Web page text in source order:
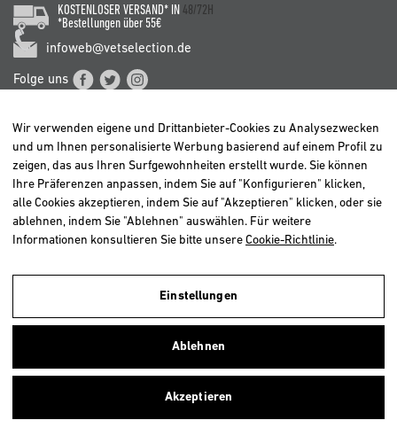
KOSTENLOSER VERSAND* IN 48/72H
*Bestellungen über 55€
infoweb@vetselection.de
Folge uns
BELGIË / BELGIQUE
DEUTSCHLAND
ESPAÑA
ITALIA
ÖSTERREICH
Wir verwenden eigene und Drittanbieter-Cookies zu Analysezwecken
und um Ihnen personalisierte Werbung basierend auf einem Profil zu
zeigen, das aus Ihren Surfgewohnheiten erstellt wurde. Sie können
Ihre Präferenzen anpassen, indem Sie auf "Konfigurieren" klicken,
alle Cookies akzeptieren, indem Sie auf "Akzeptieren" klicken, oder sie
ablehnen, indem Sie "Ablehnen" auswählen. Für weitere
Informationen konsultieren Sie bitte unsere Cookie-Richtlinie.
Einstellungen
Ablehnen
Akzeptieren